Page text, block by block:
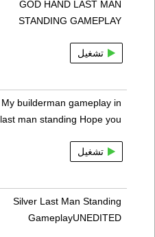
GOD HAND LAST MAN
STANDING GAMEPLAY
تشغيل
My builderman gameplay in
last man standing Hope you
تشغيل
Silver Last Man Standing
GameplayUNEDITED